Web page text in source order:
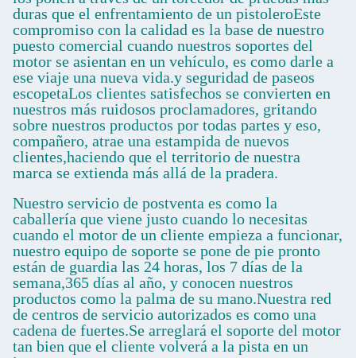
duras que el enfrentamiento de un pistoleroEste
compromiso con la calidad es la base de nuestro
puesto comercial cuando nuestros soportes del
motor se asientan en un vehículo, es como darle a
ese viaje una nueva vida.y seguridad de paseos
escopetaLos clientes satisfechos se convierten en
nuestros más ruidosos proclamadores, gritando
sobre nuestros productos por todas partes y eso,
compañero, atrae una estampida de nuevos
clientes,haciendo que el territorio de nuestra
marca se extienda más allá de la pradera.
Nuestro servicio de postventa es como la
caballería que viene justo cuando lo necesitas
cuando el motor de un cliente empieza a funcionar,
nuestro equipo de soporte se pone de pie pronto
están de guardia las 24 horas, los 7 días de la
semana,365 días al año, y conocen nuestros
productos como la palma de su mano.Nuestra red
de centros de servicio autorizados es como una
cadena de fuertes.Se arreglará el soporte del motor
tan bien que el cliente volverá a la pista en un